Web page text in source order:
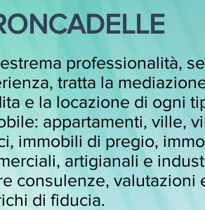
professionalità,
tratta la
e la locazione di ogni
appartamenti, ville,
immobili di pregio,
artigianali e
consulenze, valutazioni
di fiducia.